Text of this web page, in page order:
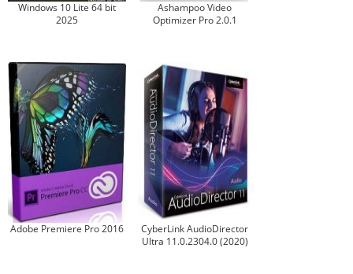
Windows 10 Lite 64 bit
2025
Ashampoo Video
Optimizer Pro 2.0.1
Adobe Premiere Pro 2016
CyberLink AudioDirector
Ultra 11.0.2304.0 (2020)